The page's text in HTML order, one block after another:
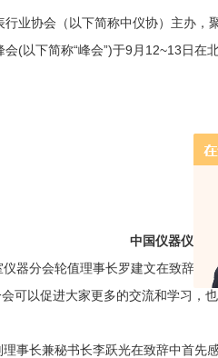
行业协会（以下简称中仪协）主办
(以下简称“峰会”)于9月12~13日
中国仪器仪表
器分会轮值理事长罗建文在致辞中
可以促进大家更多的交流和学习，
事长兼秘书长李跃光在致辞中首先